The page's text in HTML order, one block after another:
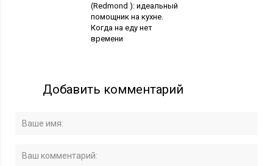
(Redmond ): идеальный
помощник на кухне.
Когда на еду нет
времени
Добавить комментарий